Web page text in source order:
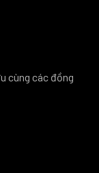
cùng các đồng